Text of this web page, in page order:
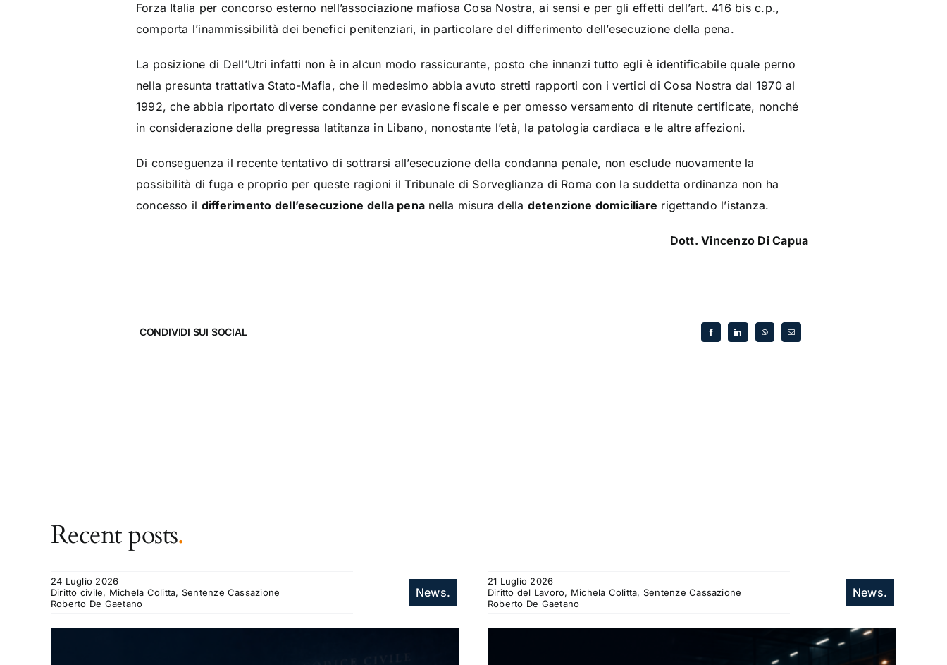
Forza Italia per concorso esterno nell’associazione mafiosa Cosa Nostra, ai sensi e per gli effetti dell’art. 416 bis c.p.,
comporta l’inammissibilità dei benefici penitenziari, in particolare del differimento dell’esecuzione della pena.
La posizione di Dell’Utri infatti non è in alcun modo rassicurante, posto che innanzi tutto egli è identificabile quale perno
nella presunta trattativa Stato-Mafia, che il medesimo abbia avuto stretti rapporti con i vertici di Cosa Nostra dal 1970 al
1992, che abbia riportato diverse condanne per evasione fiscale e per omesso versamento di ritenute certificate, nonché
in considerazione della pregressa latitanza in Libano, nonostante l’età, la patologia cardiaca e le altre affezioni.
Di conseguenza il recente tentativo di sottrarsi all’esecuzione della condanna penale, non esclude nuovamente la
possibilità di fuga e proprio per queste ragioni il Tribunale di Sorveglianza di Roma con la suddetta ordinanza non ha
concesso il differimento dell’esecuzione della pena nella misura della detenzione domiciliare rigettando l’istanza.
Dott. Vincenzo Di Capua
CONDIVIDI SUI SOCIAL
Recent posts.
24 Luglio 2026
Diritto civile, Michela Colitta, Sentenze Cassazione
Roberto De Gaetano
News.
21 Luglio 2026
Diritto del Lavoro, Michela Colitta, Sentenze Cassazione
Roberto De Gaetano
News.